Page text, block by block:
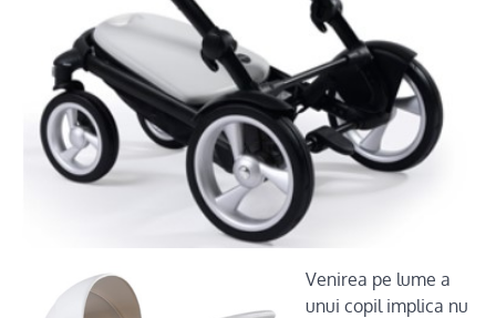
Venirea pe lume a
unui copil implica nu